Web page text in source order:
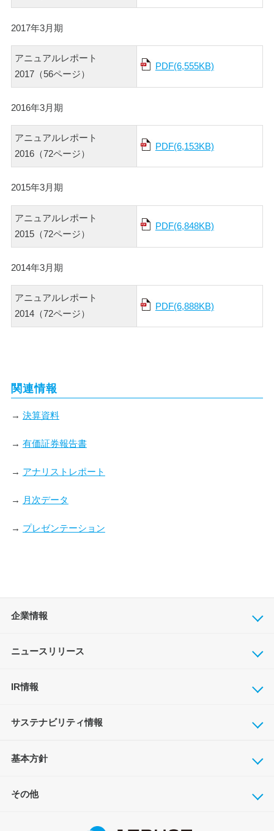
2017年3月期
アニュアルレポート
2017（56ページ）
PDF(6,555KB)
2016年3月期
アニュアルレポート
2016（72ページ）
PDF(6,153KB)
2015年3月期
アニュアルレポート
2015（72ページ）
PDF(6,848KB)
2014年3月期
アニュアルレポート
2014（72ページ）
PDF(6,888KB)
関連情報
→ 決算資料
→ 有価証券報告書
→ アナリストレポート
→ 月次データ
→ プレゼンテーション
企業情報
ニュースリリース
IR情報
サステナビリティ情報
基本方針
その他